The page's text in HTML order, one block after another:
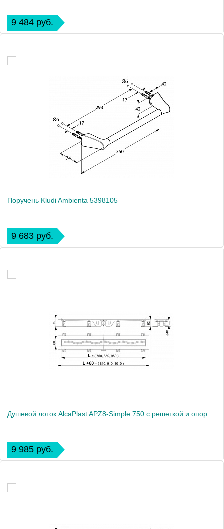
9 484 руб.
Поручень Kludi Ambienta 5398105
9 683 руб.
9 985 руб.